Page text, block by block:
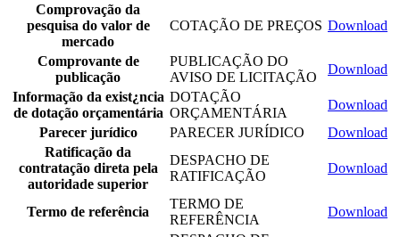
Comprovação da
pesquisa do valor de
mercado
COTAÇÃO DE PREÇOS Download
Comprovante de
publicação
PUBLICAÇÃO DO
AVISO DE LICITAÇÃO
Download
Informação da exist¿ncia
de dotação orçamentária
DOTAÇÃO
ORÇAMENTÁRIA
Download
Parecer jurídico
PARECER JURÍDICO
Download
Ratificação da
contratação direta pela
autoridade superior
DESPACHO DE
RATIFICAÇÃO
Download
Termo de referência
TERMO DE
REFERÊNCIA
Download